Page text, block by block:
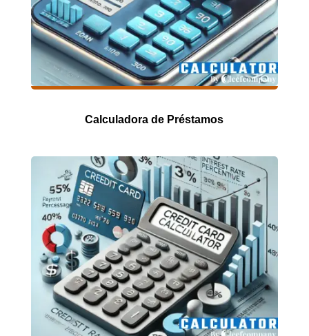
Calculadora de Préstamos